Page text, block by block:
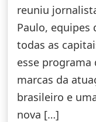
reuniu
Paulo,
todas as
esse
marcas da
brasileiro e
nova […]